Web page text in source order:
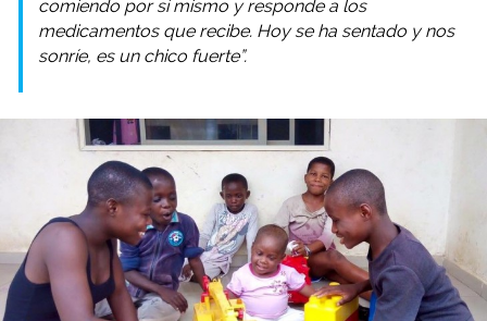
comiendo por sí mismo y responde a los
medicamentos que recibe. Hoy se ha sentado y nos
sonríe, es un chico fuerte”.